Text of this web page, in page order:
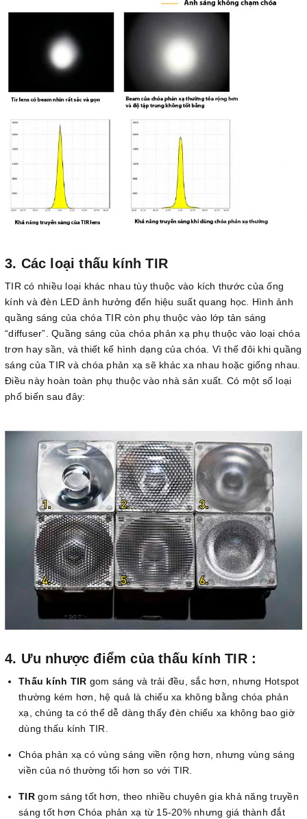
3. Các loại thấu kính TIR
TIR có nhiều loại khác nhau tùy thuộc vào kích thước của ống
kính và đèn LED ảnh hưởng đến hiệu suất quang học. Hình ảnh
quầng sáng của chóa TIR còn phụ thuộc vào lớp tản sáng
“diffuser”. Quầng sáng của chóa phản xạ phụ thuộc vào loại chóa
trơn hay sần, và thiết kế hình dạng của chóa. Vì thế đôi khi quầng
sáng của TIR và chóa phản xạ sẽ khác xa nhau hoặc giống nhau.
Điều này hoàn toàn phụ thuộc vào nhà sản xuất. Có một số loại
phổ biến sau đây:
4. Ưu nhược điểm của thấu kính TIR :
Thấu kính TIR gom sáng và trải đều, sắc hơn, nhưng Hotspot
thường kém hơn, hệ quả là chiếu xa không bằng chóa phản
xạ, chúng ta có thể dễ dàng thấy đèn chiếu xa không bao giờ
dùng thấu kính TIR.
Chóa phản xạ có vùng sáng viền rộng hơn, nhưng vùng sáng
viền của nó thường tối hơn so với TIR.
TIRgom sáng tốt hơn, theo nhiều chuyên gia khả năng truyền
sáng tốt hơn Chóa phản xạ từ 15-20% nhưng giá thành đắt